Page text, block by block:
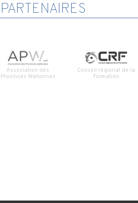
Association des
Provinces Wallonnes
Conseil régional de la
Formation